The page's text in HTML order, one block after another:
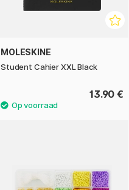
MOLESKINE
Student Cahier XXL Black
13.90 €